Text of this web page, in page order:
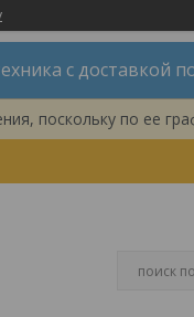
с доставкой
поскольку по ее